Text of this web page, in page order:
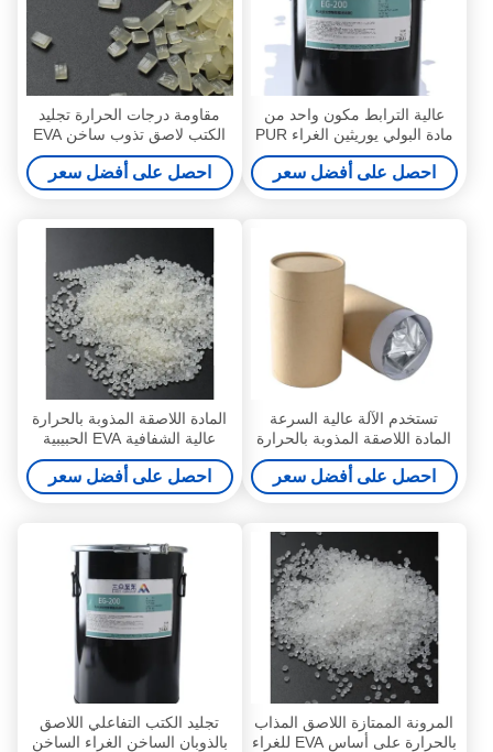
عالية الترابط مكون واحد من
مادة البولي يوريثين الغراء PUR
لاصق تذوب ساخن لتجليد الكتب
احصل على أفضل سعر
مقاومة درجات الحرارة تجليد
الكتب لاصق تذوب ساخن EVA
لزوجة قوية
احصل على أفضل سعر
تستخدم الآلة عالية السرعة
المادة اللاصقة المذوبة بالحرارة
PUR لغراء البولي يوريثين لتجليد
الكتب
احصل على أفضل سعر
المادة اللاصقة المذوبة بالحرارة
عالية الشفافية EVA الحبيبية
للغراء الجانبي لتجليد الكتب
احصل على أفضل سعر
المرونة الممتازة اللاصق المذاب
بالحرارة على أساس EVA للغراء
تجليد الكتب التفاعلي اللاصق
بالذوبان الساخن الغراء الساخن